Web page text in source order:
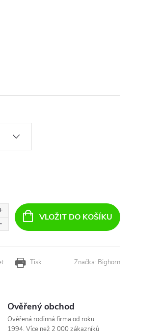
VLOŽIT DO KOŠÍKU
Tisk Značka: Bighorn
Ověřený obchod
Ověřená rodinná firma od roku
1994. Více než 2 000 zákazníků